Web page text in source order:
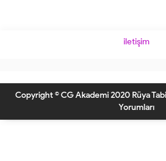
iletişim
Copyright © CG Akademi 2020 Rüya
Yorumları